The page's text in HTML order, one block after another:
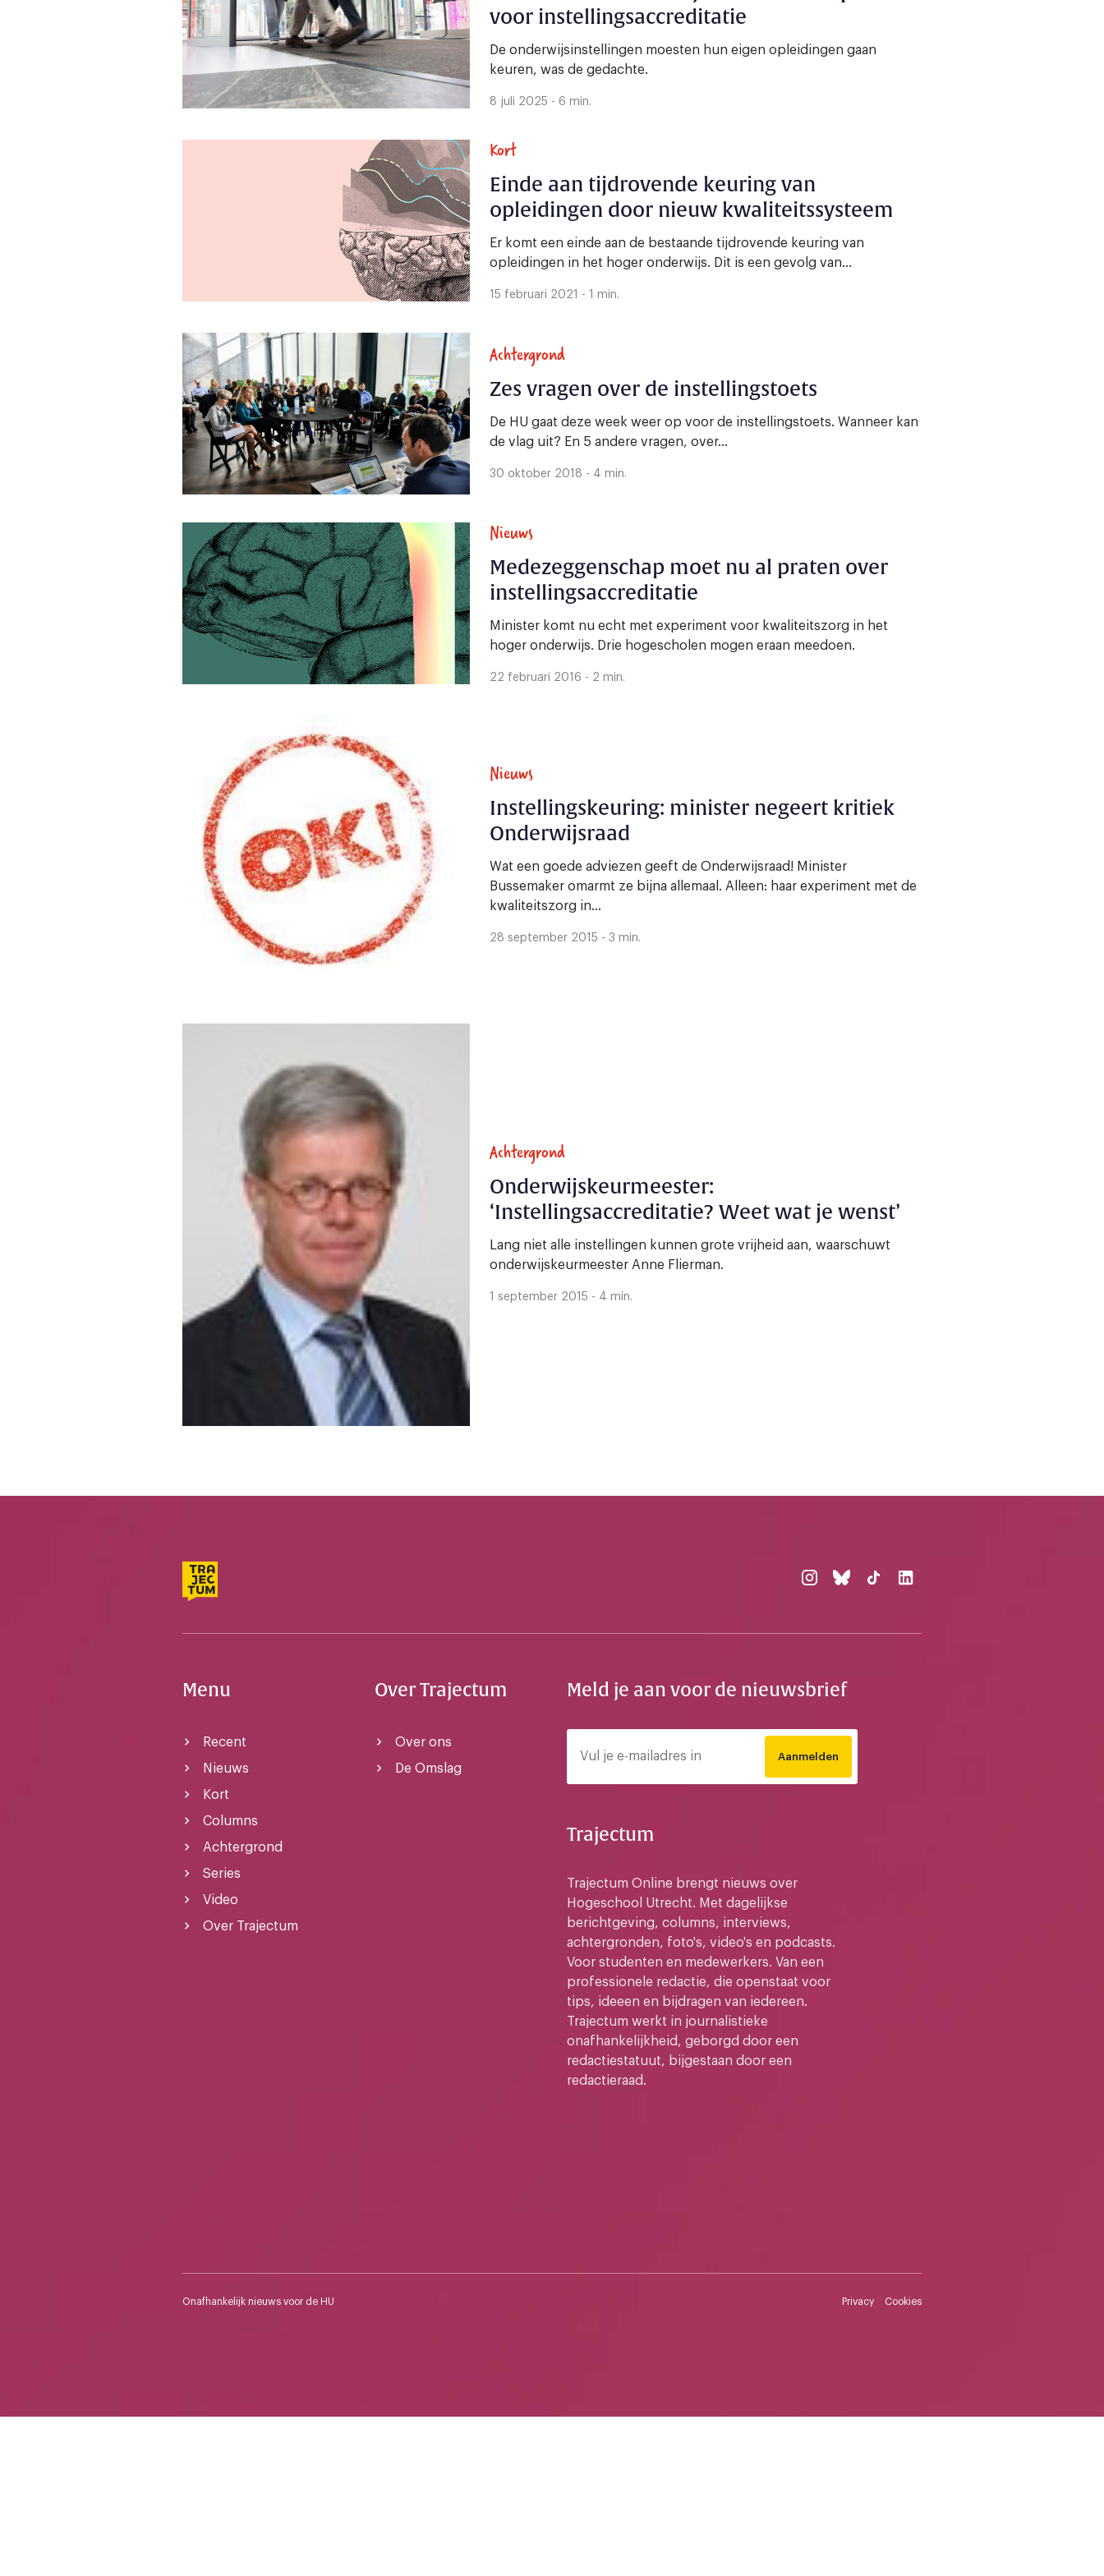
voor instellingsaccreditatie
De onderwijsinstellingen moesten hun eigen opleidingen gaan
keuren, was de gedachte.
8 juli 2025 - 6 min.
Kort
Einde aan tijdrovende keuring van
opleidingen door nieuw kwaliteitssysteem
Er komt een einde aan de bestaande tijdrovende keuring van
opleidingen in het hoger onderwijs. Dit is een gevolg van...
15 februari 2021 - 1 min.
Achtergrond
Zes vragen over de instellingstoets
De HU gaat deze week weer op voor de instellingstoets. Wanneer kan
de vlag uit? En 5 andere vragen, over...
30 oktober 2018 - 4 min.
Nieuws
Medezeggenschap moet nu al praten over
instellingsaccreditatie
Minister komt nu echt met experiment voor kwaliteitszorg in het
hoger onderwijs. Drie hogescholen mogen eraan meedoen.
22 februari 2016 - 2 min.
Nieuws
Instellingskeuring: minister negeert kritiek
Onderwijsraad
Wat een goede adviezen geeft de Onderwijsraad! Minister
Bussemaker omarmt ze bijna allemaal. Alleen: haar experiment met de
kwaliteitszorg in...
28 september 2015 - 3 min.
Achtergrond
Onderwijskeurmeester:
‘Instellingsaccreditatie? Weet wat je wenst’
Lang niet alle instellingen kunnen grote vrijheid aan, waarschuwt
onderwijskeurmeester Anne Flierman.
1 september 2015 - 4 min.
Menu
Recent
Nieuws
Kort
Columns
Achtergrond
Series
Video
Over Trajectum
Over Trajectum
Over ons
De Omslag
Meld je aan voor de nieuwsbrief
Aanmelden
Trajectum
Trajectum Online brengt nieuws over
Hogeschool Utrecht. Met dagelijkse
berichtgeving, columns, interviews,
achtergronden, foto's, video's en podcasts.
Voor studenten en medewerkers. Van een
professionele redactie, die openstaat voor
tips, ideeen en bijdragen van iedereen.
Trajectum werkt in journalistieke
onafhankelijkheid, geborgd door een
redactiestatuut, bijgestaan door een
redactieraad.
Onafhankelijk nieuws voor de HU Privacy Cookies